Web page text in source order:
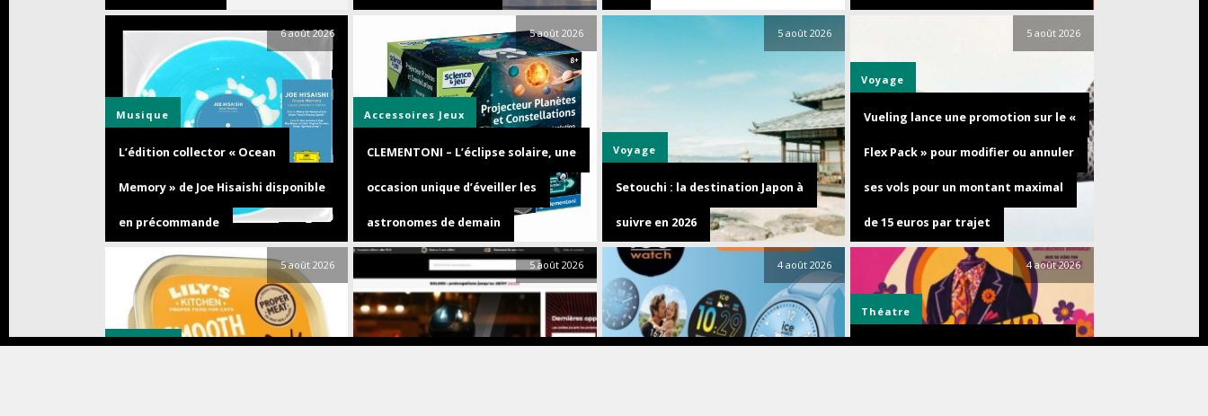
6 août 2026
Musique
L’édition collector « Ocean
Memory » de Joe Hisaishi disponible
en précommande
5 août 2026
Accessoires Jeux
CLEMENTONI – L’éclipse solaire, une
occasion unique d’éveiller les
astronomes de demain
5 août 2026
Voyage
Setouchi : la destination Japon à
suivre en 2026
5 août 2026
Voyage
Vueling lance une promotion sur le «
Flex Pack » pour modifier ou annuler
ses vols pour un montant maximal
de 15 euros par trajet
5 août 2026
Animaux
5 août 2026 4 août 2026 4 août 2026
Théatre
Découvrez TAILLEUR POUR DAMES,